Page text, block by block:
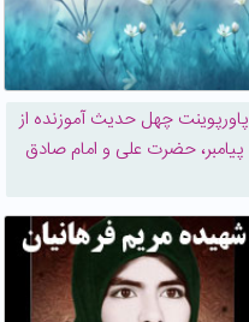
پاورپوینت چهل حدیث آموزنده از
پیامبر، حضرت علی و امام صادق